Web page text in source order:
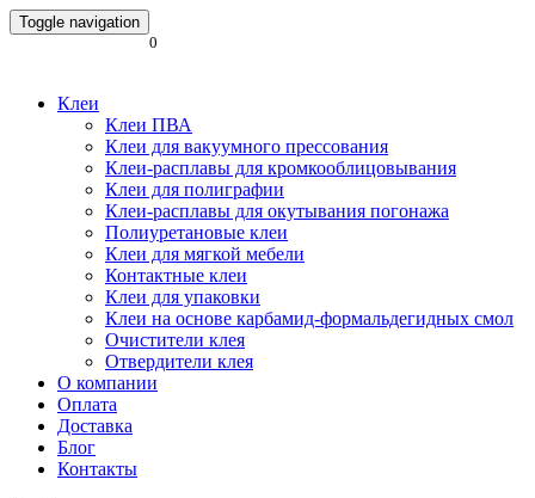
Toggle navigation
0
Клеи
Клеи ПВА
Клеи для вакуумного прессования
Клеи-расплавы для кромкооблицовывания
Клеи для полиграфии
Клеи-расплавы для окутывания погонажа
Полиуретановые клеи
Клеи для мягкой мебели
Контактные клеи
Клеи для упаковки
Клеи на основе карбамид-формальдегидных смол
Очистители клея
Отвердители клея
О компании
Оплата
Доставка
Блог
Контакты